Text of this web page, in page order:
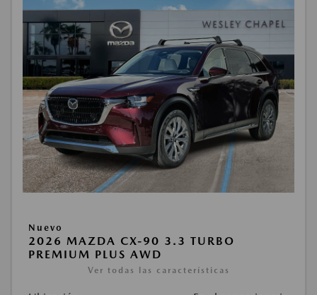
Nuevo
2026 MAZDA CX-90 3.3 TURBO
PREMIUM PLUS AWD
Ver todas las características